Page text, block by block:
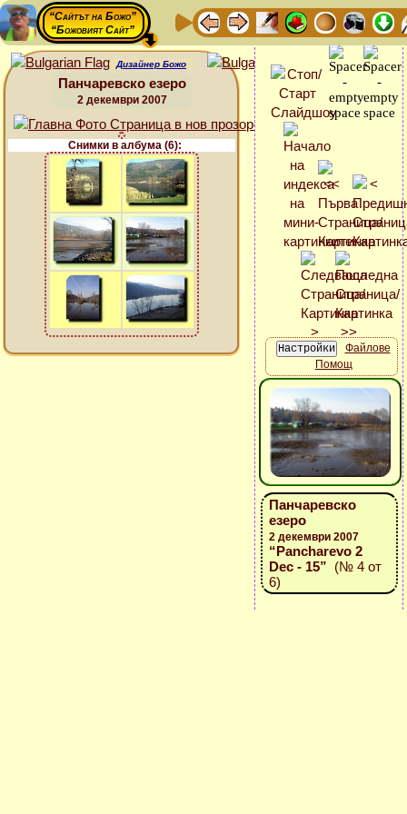
“Сайтът на Божо”
“Божовият Сайт”
Дизайнер Божо
Панчаревско езеро
2 декември 2007
Снимки в албума (6):
Файлове
Помощ
Панчаревско
езеро
2 декември 2007
“Pancharevo 2
Dec - 15” (№ 4 от
6)